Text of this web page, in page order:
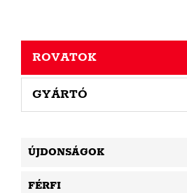
ROVATOK
GYÁRTÓ
ÚJDONSÁGOK
FÉRFI